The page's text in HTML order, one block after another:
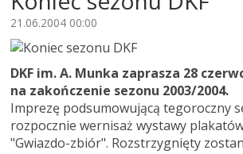
21.06.2004 00:00
DKF im. A. Munka zaprasza 28
na zakończenie sezonu 2003/2004.
Imprezę podsumowującą tegoroczny
rozpocznie wernisaż wystawy
"Gwiazdo-zbiór". Rozstrzygnięty